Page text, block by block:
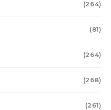
(264)
(81)
(264)
(268)
(261)